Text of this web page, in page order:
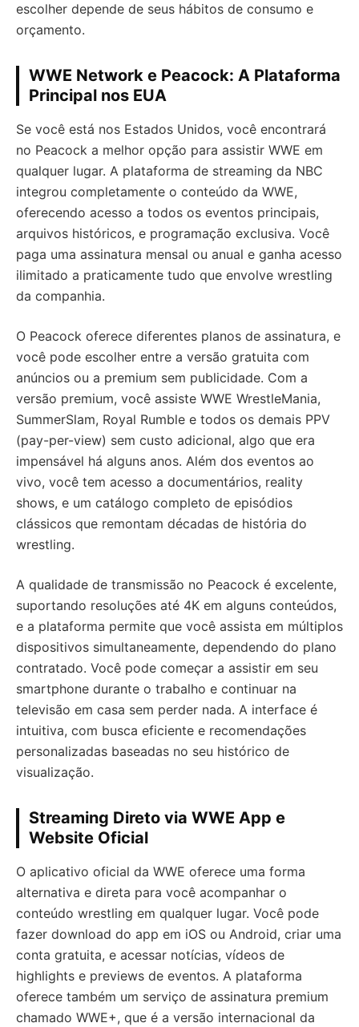
escolher depende de seus hábitos de consumo e
orçamento.
WWE Network e Peacock: A Plataforma
Principal nos EUA
Se você está nos Estados Unidos, você encontrará
no Peacock a melhor opção para assistir WWE em
qualquer lugar. A plataforma de streaming da NBC
integrou completamente o conteúdo da WWE,
oferecendo acesso a todos os eventos principais,
arquivos históricos, e programação exclusiva. Você
paga uma assinatura mensal ou anual e ganha acesso
ilimitado a praticamente tudo que envolve wrestling
da companhia.
O Peacock oferece diferentes planos de assinatura, e
você pode escolher entre a versão gratuita com
anúncios ou a premium sem publicidade. Com a
versão premium, você assiste WWE WrestleMania,
SummerSlam, Royal Rumble e todos os demais PPV
(pay-per-view) sem custo adicional, algo que era
impensável há alguns anos. Além dos eventos ao
vivo, você tem acesso a documentários, reality
shows, e um catálogo completo de episódios
clássicos que remontam décadas de história do
wrestling.
A qualidade de transmissão no Peacock é excelente,
suportando resoluções até 4K em alguns conteúdos,
e a plataforma permite que você assista em múltiplos
dispositivos simultaneamente, dependendo do plano
contratado. Você pode começar a assistir em seu
smartphone durante o trabalho e continuar na
televisão em casa sem perder nada. A interface é
intuitiva, com busca eficiente e recomendações
personalizadas baseadas no seu histórico de
visualização.
Streaming Direto via WWE App e
Website Oficial
O aplicativo oficial da WWE oferece uma forma
alternativa e direta para você acompanhar o
conteúdo wrestling em qualquer lugar. Você pode
fazer download do app em iOS ou Android, criar uma
conta gratuita, e acessar notícias, vídeos de
highlights e previews de eventos. A plataforma
oferece também um serviço de assinatura premium
chamado WWE+, que é a versão internacional da